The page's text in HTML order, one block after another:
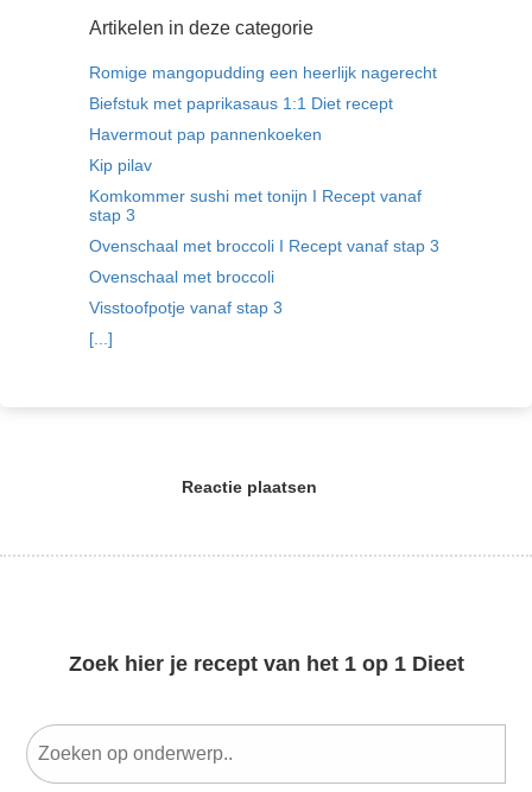
Artikelen in deze categorie
Romige mangopudding een heerlijk nagerecht
Biefstuk met paprikasaus 1:1 Diet recept
Havermout pap pannenkoeken
Kip pilav
Komkommer sushi met tonijn I Recept vanaf
stap 3
Ovenschaal met broccoli I Recept vanaf stap 3
Ovenschaal met broccoli
Visstoofpotje vanaf stap 3
[...]
Reactie plaatsen
Zoek hier je recept van het 1 op 1 Dieet